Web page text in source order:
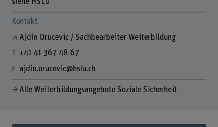
Kontakt
Ajdin Orucevic / Sachbearbeiter Weiterbildung
+41 41 367 48 67
ajdin.orucevic@hslu.ch
Alle Weiterbildungsangebote Soziale Sicherheit